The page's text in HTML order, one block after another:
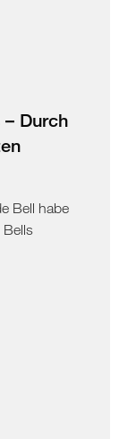
Durch
Bell habe
Bells